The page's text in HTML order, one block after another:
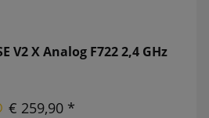
V2 X Analog F722 2,4 GHz
€ 259,90 *